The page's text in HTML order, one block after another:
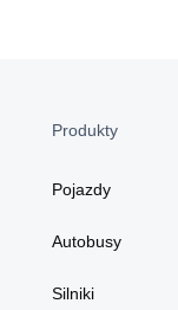
Produkty
Pojazdy
Autobusy
Silniki